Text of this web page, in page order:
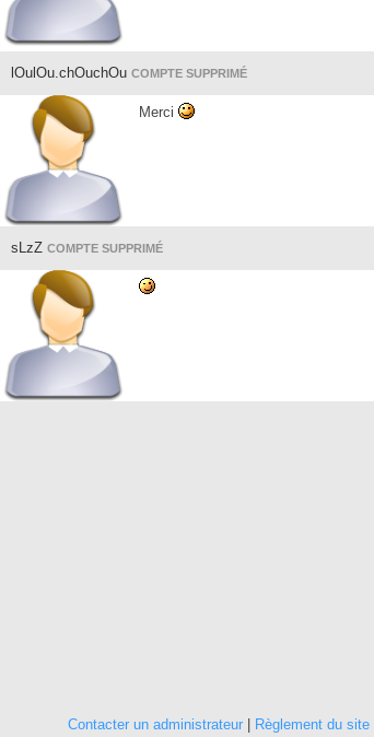
lOulOu.chOuchOu COMPTE SUPPRIMÉ
Merci
sLzZ COMPTE SUPPRIMÉ
Contacter un administrateur| Règlement du site|